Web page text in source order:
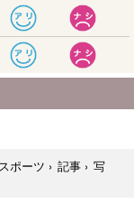
ポーツ › 記事 › 写